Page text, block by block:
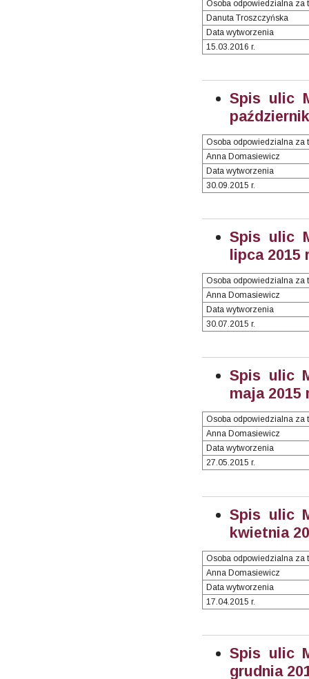
Osoba odpowiedzialna za
Danuta Troszczyńska
Data wytworzenia
15.03.2016 r.
Spis ulic
Osoba odpowiedzialna za
Anna Domasiewicz
Data wytworzenia
30.09.2015 r.
Spis ulic
lipca 2015
Osoba odpowiedzialna za
Anna Domasiewicz
Data wytworzenia
30.07.2015 r.
Spis ulic
maja 2015
Osoba odpowiedzialna za
Anna Domasiewicz
Data wytworzenia
27.05.2015 r.
Spis ulic
kwietnia
Osoba odpowiedzialna za
Anna Domasiewicz
Data wytworzenia
17.04.2015 r.
Spis ulic
grudnia